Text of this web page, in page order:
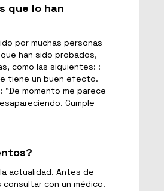
que lo han
por muchas personas
han sido probados,
como las siguientes: :
tiene un buen efecto.
momento me parece
Cumple
actualidad. Antes de
con un médico.